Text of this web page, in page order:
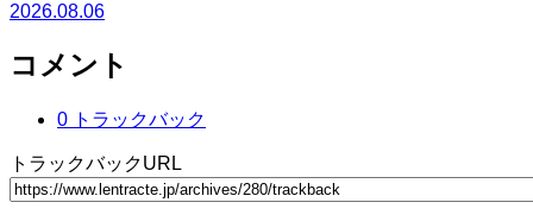
2026.08.06
コメント
0 トラックバック
トラックバックURL